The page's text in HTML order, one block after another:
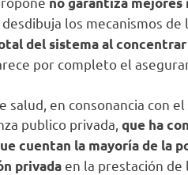
los mecanismos de
del sistema al
por completo el
salud, en consonancia con
publico privada,que ha
cuentan la mayoría de la
privada en la prestación de